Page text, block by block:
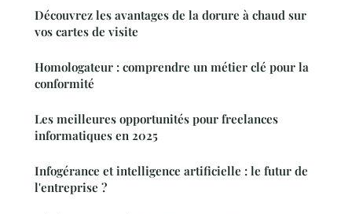
Découvrez les avantages de la dorure à chaud sur
vos cartes de visite
Homologateur : comprendre un métier clé pour la
conformité
Les meilleures opportunités pour freelances
informatiques en 2025
Infogérance et intelligence artificielle : le futur de
l'entreprise ?